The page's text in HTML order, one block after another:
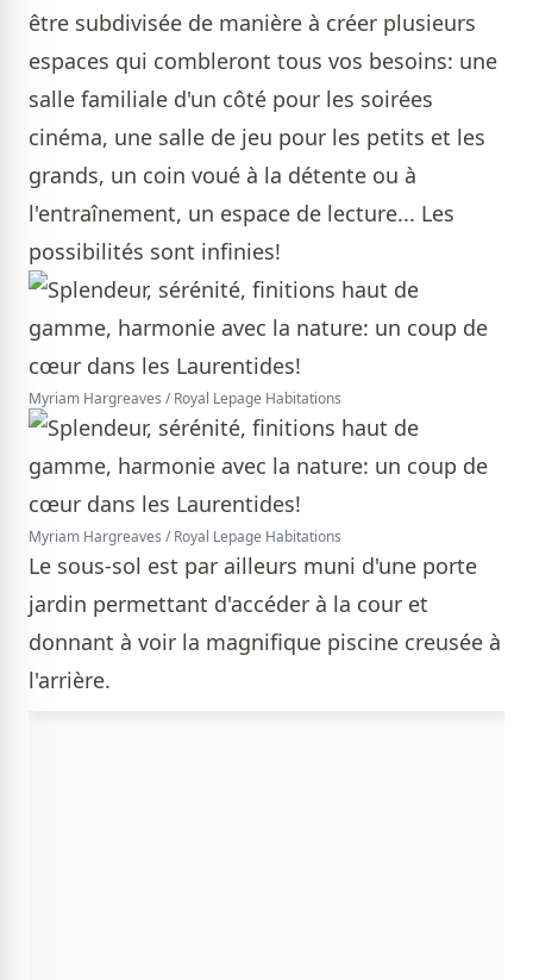
être subdivisée de manière à créer plusieurs
espaces qui combleront tous vos besoins: une
salle familiale d'un côté pour les soirées
cinéma, une salle de jeu pour les petits et les
grands, un coin voué à la détente ou à
l'entraînement, un espace de lecture... Les
possibilités sont infinies!
Myriam Hargreaves / Royal Lepage Habitations
Myriam Hargreaves / Royal Lepage Habitations
Le sous-sol est par ailleurs muni d'une porte
jardin permettant d'accéder à la cour et
donnant à voir la magnifique piscine creusée à
l'arrière.